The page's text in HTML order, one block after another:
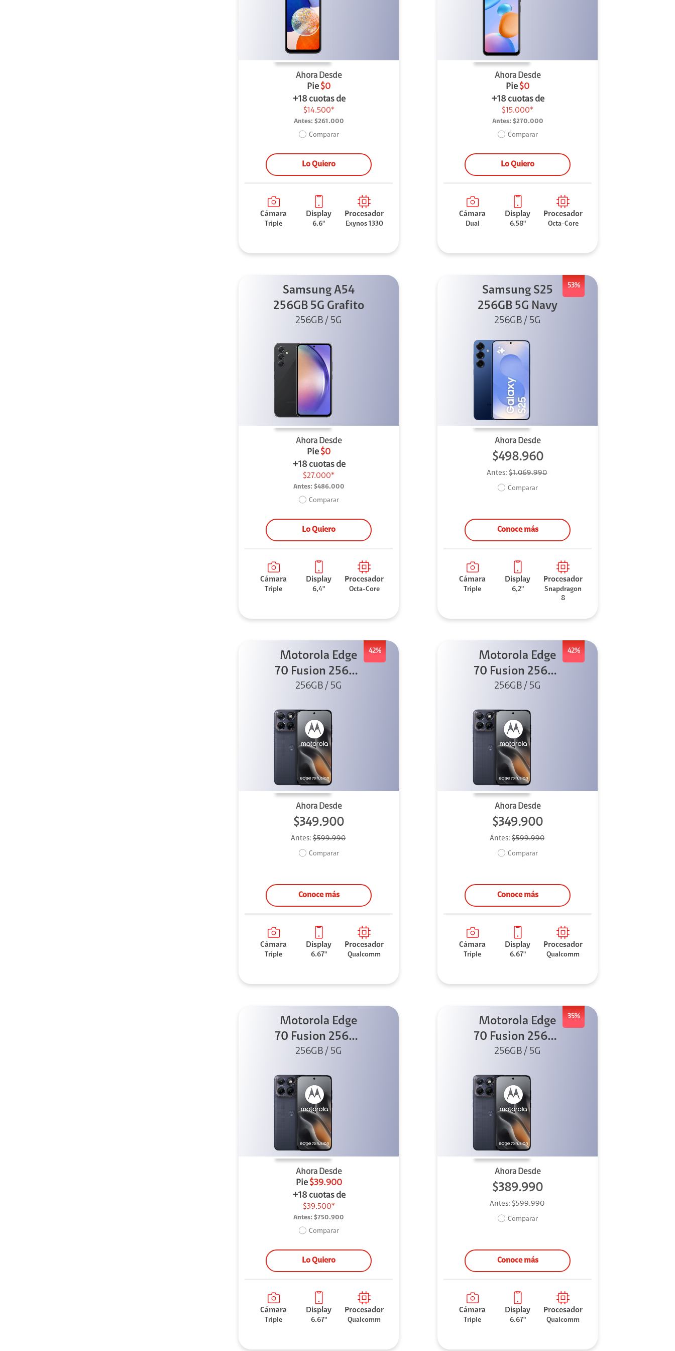
Ahora Desde
Pie $0
+18 cuotas de
$14.500*
Antes: $261.000
Comparar
Lo Quiero
Cámara
Triple
Display
6.6"
Procesador
Exynos 1330
Ahora Desde
Pie $0
+18 cuotas de
$15.000*
Antes: $270.000
Comparar
Lo Quiero
Cámara
Dual
Display
6.58"
Procesador
Octa-Core
Samsung A54
256GB 5G Grafito
256GB / 5G
Ahora Desde
Pie $0
+18 cuotas de
$27.000*
Antes: $486.000
Comparar
Lo Quiero
Cámara
Triple
Display
6,4"
Procesador
Octa-Core
53%
Samsung S25
256GB 5G Navy
256GB / 5G
Ahora Desde
$498.960
Antes:$1.069.990
Comparar
Conoce más
Cámara
Triple
Display
6,2"
Procesador
Snapdragon
8
42%
Motorola Edge
70 Fusion 256GB
Azul
256GB / 5G
Ahora Desde
$349.900
Antes: $599.990
Comparar
Conoce más
Cámara
Triple
Display
6.67"
Procesador
Qualcomm
42%
Motorola Edge
70 Fusion 256GB
Azul
256GB / 5G
Ahora Desde
$349.900
Antes: $599.990
Comparar
Conoce más
Cámara
Triple
Display
6.67"
Procesador
Qualcomm
Motorola Edge
70 Fusion 256GB
Azul
256GB / 5G
Ahora Desde
Pie $39.900
+18 cuotas de
$39.500*
Antes: $750.900
Comparar
Lo Quiero
Cámara
Triple
Display
6.67"
Procesador
Qualcomm
35%
Motorola Edge
70 Fusion 256GB
Azul
256GB / 5G
Ahora Desde
$389.990
Antes: $599.990
Comparar
Conoce más
Cámara
Triple
Display
6.67"
Procesador
Qualcomm